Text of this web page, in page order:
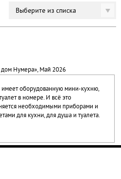
Выберите из списка
дом Нумера», Май 2026
оборудованную мини-кухню,
в номере. И всё это
необходимыми приборами и
для кухни, для душа и туалета.